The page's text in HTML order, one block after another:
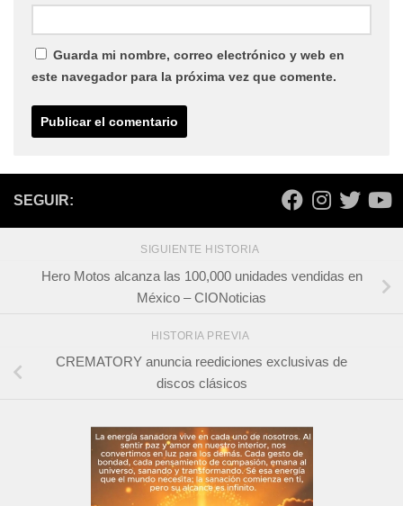
Guarda mi nombre, correo electrónico y web en
este navegador para la próxima vez que comente.
SEGUIR:
SIGUIENTE HISTORIA
Hero Motos alcanza las 100,000 unidades vendidas en
México – CIONoticias
HISTORIA PREVIA
CREMATORY anuncia reediciones exclusivas de
discos clásicos